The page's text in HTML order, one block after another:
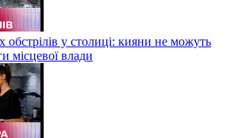
обстрілів у столиці: кияни не можуть
місцевої влади